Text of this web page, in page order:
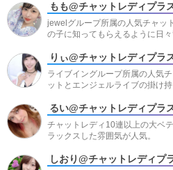
もも@チャットレディプラ
jewelグループ所属の人気チャッ
の子に知ってもらえるように日々
りぃ@チャットレディプラ
ライブイングループ所属の人気
ットとエンジェルライブの掛け持
るい@チャットレディプラ
チャットレディ10連以上の大ベ
ラックスした雰囲気が人気。
しおり@チャットレディプ